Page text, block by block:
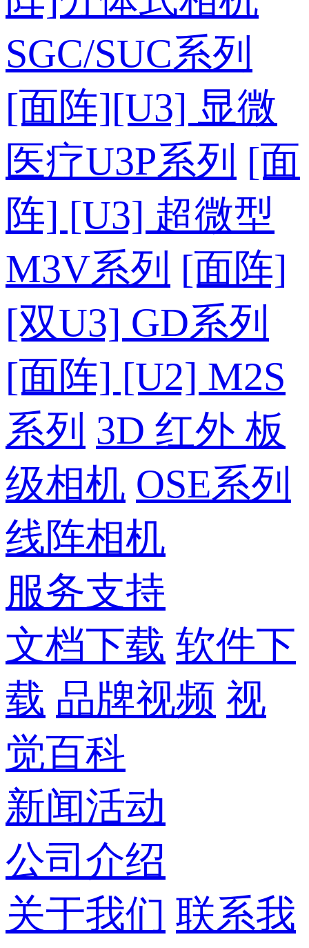
SGC/SUC系列
[面阵][U3] 显微
医疗U3P系列 [面
阵] [U3] 超微型
M3V系列 [面阵]
[双U3] GD系列
[面阵] [U2] M2S
系列 3D 红外 板
级相机 OSE系列
线阵相机
服务支持
文档下载 软件下
载 品牌视频 视
觉百科
新闻活动
公司介绍
关于我们 联系我